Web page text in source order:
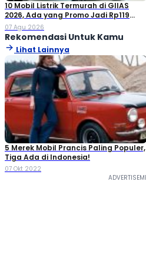
10 Mobil Listrik Termurah di GIIAS
2026, Ada yang Promo Jadi Rp119
Jutaan!
07 Agu 2026
Rekomendasi Untuk Kamu
Lihat Lainnya
5 Merek Mobil Prancis Paling Populer,
Tiga Ada di Indonesia!
07 Okt 2022